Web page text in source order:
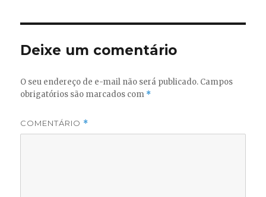
Deixe um comentário
O seu endereço de e-mail não será publicado. Campos
obrigatórios são marcados com *
COMENTÁRIO *